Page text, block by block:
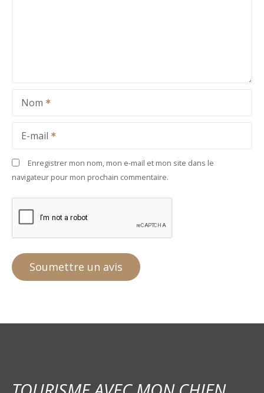
Nom
E-mail
Enregistrer mon nom, mon e-mail et mon site dans le
navigateur pour mon prochain commentaire.